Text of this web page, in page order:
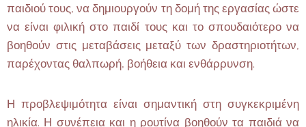
παιδιού τους, να δημιουργούν τη δομή της εργασίας ώστε
να είναι φιλική στο παιδί τους και το σπουδαιότερο να
βοηθούν στις μεταβάσεις μεταξύ των δραστηριοτήτων,
παρέχοντας θαλπωρή, βοήθεια και ενθάρρυνση.
Η προβλεψιμότητα είναι σημαντική στη συγκεκριμένη
ηλικία. Η συνέπεια και η ρουτίνα βοηθούν τα παιδιά να